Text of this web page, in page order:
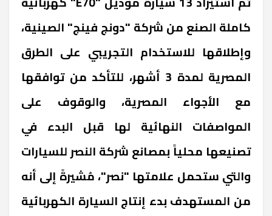
كاملة الصنع من شركة "دونج فينج" الصينية،
وإطلاقها للاستخدام التجريبي على الطرق
المصرية لمدة 3 أشهر، للتأكد من توافقها
مع الأجواء المصرية، والوقوف على
المواصفات النهائية لها قبل البدء في
تصنيعها محلياً بمصانع شركة النصر للسيارات
والتي ستحمل علامتها "نصر"، مُشيرةً إلى أنه
من المستهدف بدء إنتاج السيارة الكهربائية